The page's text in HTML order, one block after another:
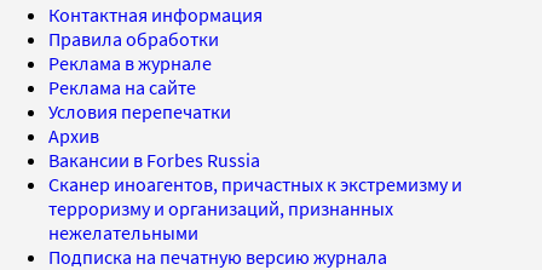
Контактная информация
Правила обработки
Реклама в журнале
Реклама на сайте
Условия перепечатки
Архив
Вакансии в Forbes Russia
Сканер иноагентов, причастных к экстремизму и
терроризму и организаций, признанных
нежелательными
Подписка на печатную версию журнала